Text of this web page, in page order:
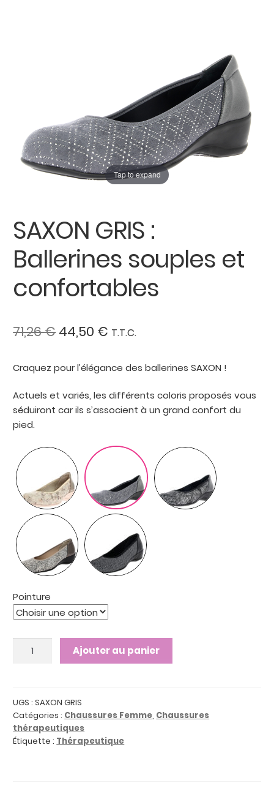
Tap to expand
SAXON GRIS :
Ballerines souples et
confortables
71,26€Le
initial
était :
71,26 €.
44,50 € Le
actuel
est :
44,50 €.
T.T.C.
Craquez pour l’élégance des ballerines SAXON !
Actuels et variés, les différents coloris proposés vous
séduiront car ils s’associent à un grand confort du
pied.
Pointure
:
Ballerines
souples
et
Ajouter au panier
UGS :SAXON GRIS
Catégories : Chaussures Femme, Chaussures
thérapeutiques
Étiquette : Thérapeutique